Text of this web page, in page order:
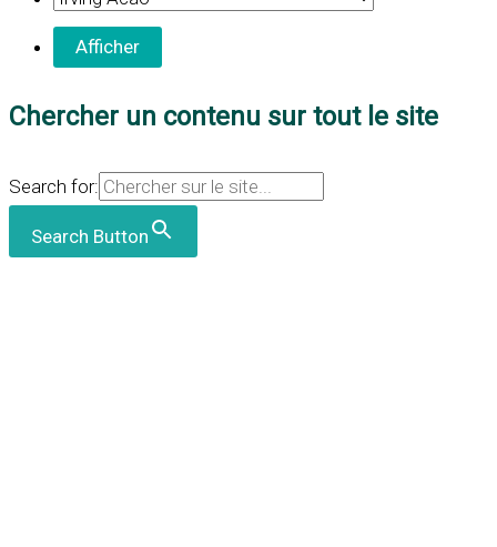
Chercher un contenu sur tout le site
Search for:
Search Button